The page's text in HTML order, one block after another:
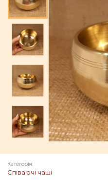
Категорія:
Співаючі чаші